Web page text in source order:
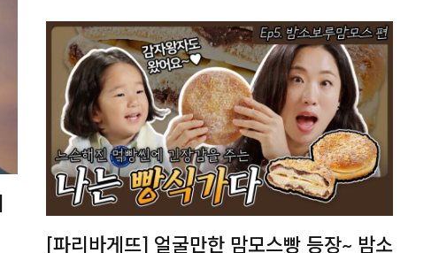
[파리바게뜨] 얼굴만한 맘모스빵 등장~ 밤소